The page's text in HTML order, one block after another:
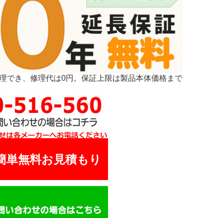
でき、修理代は0円。保証上限は製品本体価格まで
単無料お見積もり